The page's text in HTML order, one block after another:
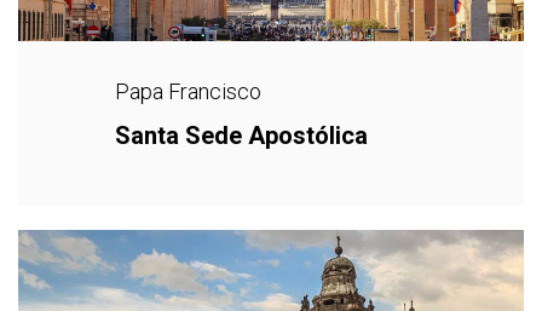
Papa Francisco
Santa Sede Apostólica